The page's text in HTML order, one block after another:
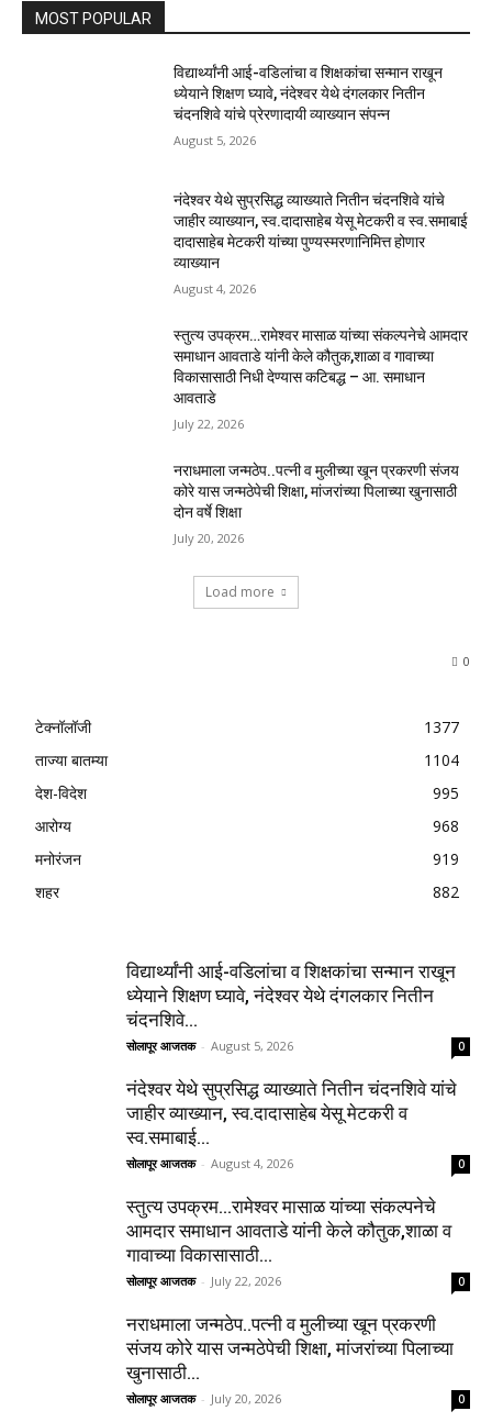
MOST POPULAR
विद्यार्थ्यांनी आई-वडिलांचा व शिक्षकांचा सन्मान राखून
ध्येयाने शिक्षण घ्यावे, नंदेश्वर येथे दंगलकार नितीन
चंदनशिवे यांचे प्रेरणादायी व्याख्यान संपन्न
August 5, 2026
नंदेश्वर येथे सुप्रसिद्ध व्याख्याते नितीन चंदनशिवे यांचे
जाहीर व्याख्यान, स्व.दादासाहेब येसू मेटकरी व स्व.समाबाई
दादासाहेब मेटकरी यांच्या पुण्यस्मरणानिमित्त होणार
व्याख्यान
August 4, 2026
स्तुत्य उपक्रम…रामेश्वर मासाळ यांच्या संकल्पनेचे आमदार
समाधान आवताडे यांनी केले कौतुक,शाळा व गावाच्या
विकासासाठी निधी देण्यास कटिबद्ध – आ. समाधान
आवताडे
July 22, 2026
नराधमाला जन्मठेप..पत्नी व मुलीच्या खून प्रकरणी संजय
कोरे यास जन्मठेपेची शिक्षा, मांजरांच्या पिलाच्या खुनासाठी
दोन वर्षे शिक्षा
July 20, 2026
Load more
0
टेक्नॉलॉजी
1377
ताज्या बातम्या
1104
देश-विदेश
995
आरोग्य
968
मनोरंजन
919
शहर
882
विद्यार्थ्यांनी आई-वडिलांचा व शिक्षकांचा सन्मान राखून
ध्येयाने शिक्षण घ्यावे, नंदेश्वर येथे दंगलकार नितीन
चंदनशिवे...
सोलापूर आजतक - August 5, 2026 0
नंदेश्वर येथे सुप्रसिद्ध व्याख्याते नितीन चंदनशिवे यांचे
जाहीर व्याख्यान, स्व.दादासाहेब येसू मेटकरी व
स्व.समाबाई...
सोलापूर आजतक - August 4, 2026 0
स्तुत्य उपक्रम…रामेश्वर मासाळ यांच्या संकल्पनेचे
आमदार समाधान आवताडे यांनी केले कौतुक,शाळा व
गावाच्या विकासासाठी...
सोलापूर आजतक - July 22, 2026 0
नराधमाला जन्मठेप..पत्नी व मुलीच्या खून प्रकरणी
संजय कोरे यास जन्मठेपेची शिक्षा, मांजरांच्या पिलाच्या
खुनासाठी...
सोलापूर आजतक - July 20, 2026 0